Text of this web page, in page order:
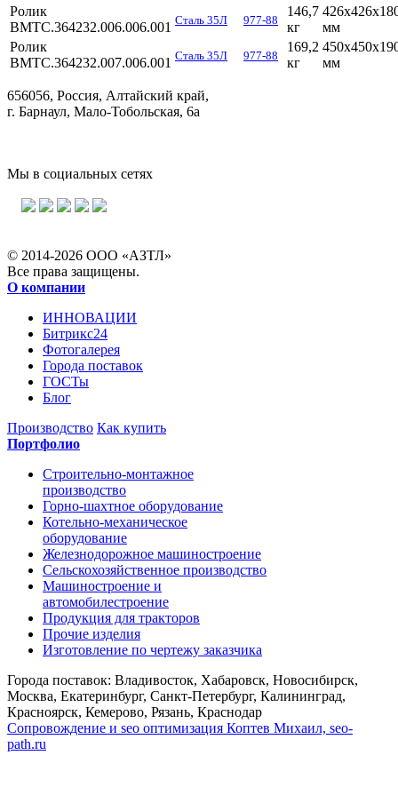
Ролик
ВМТС.364232.006.006.001 Сталь 35Л 977-88
146,7
кг
мм
Ролик
ВМТС.364232.007.006.001 Сталь 35Л 977-88
169,2
кг
мм
656056, Россия, Алтайский край,
г. Барнаул, Мало-Тобольская, 6а
Мы в социальных сетях
© 2014-2026 ООО «АЗТЛ»
Все права защищены.
О компании
ИННОВАЦИИ
Битрикс24
Фотогалерея
Города поставок
ГОСТы
Блог
Производство Как купить
Портфолио
Строительно-монтажное
производство
Горно-шахтное оборудование
Котельно-механическое
оборудование
Железнодорожное машиностроение
Сельскохозяйственное производство
Машиностроение и
автомобилестроение
Продукция для тракторов
Прочие изделия
Изготовление по чертежу заказчика
Города поставок: Владивосток, Хабаровск, Новосибирск,
Москва, Екатеринбург, Санкт-Петербург, Калининград,
Красноярск, Кемерово, Рязань, Краснодар
Сопровождение и seo оптимизация Коптев Михаил, seo-
path.ru